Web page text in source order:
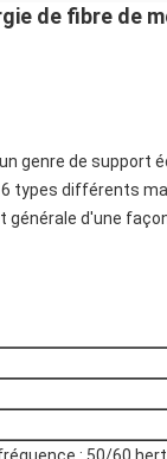
de fibre de
genre de support
types différents
d'une
: 50/60